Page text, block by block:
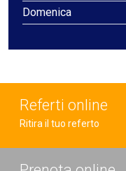
Domenica
Referti online
Ritira il tuo referto